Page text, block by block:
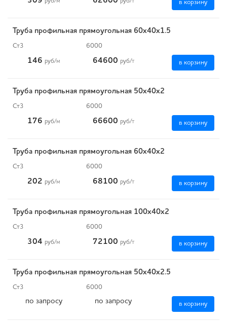
в корзину
Труба профильная прямоугольная 60х40х1.5
Ст3 6000
146 руб/м 64600 руб/т в корзину
Труба профильная прямоугольная 50х40х2
Ст3 6000
176 руб/м 66600 руб/т в корзину
Труба профильная прямоугольная 60х40х2
Ст3 6000
202 руб/м 68100 руб/т в корзину
Труба профильная прямоугольная 100х40х2
Ст3 6000
304 руб/м 72100 руб/т в корзину
Труба профильная прямоугольная 50х40х2.5
Ст3 6000
по запросу по запросу в корзину